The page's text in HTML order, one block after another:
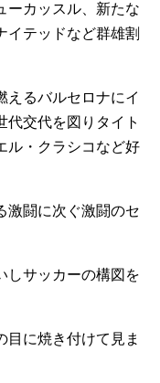
ーカッスル、新たな
イテッドなど群雄割
えるバルセロナにイ
代交代を図りタイト
ル・クラシコなど好
激闘に次ぐ激闘のセ
しサッカーの構図を
目に焼き付けて見ま